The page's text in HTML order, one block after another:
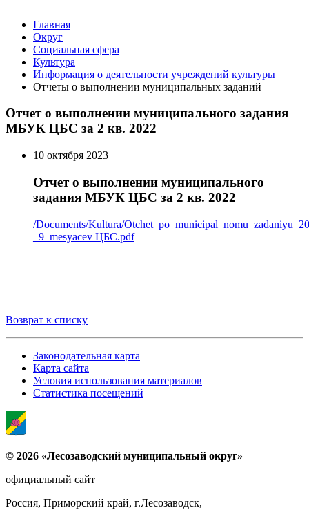
Главная
Округ
Социальная сфера
Культура
Информация о деятельности учреждений культуры
Отчеты о выполнении муниципальных заданий
Отчет о выполнении муниципального задания
МБУК ЦБС за 2 кв. 2022
10 октября 2023
Отчет о выполнении муниципального
задания МБУК ЦБС за 2 кв. 2022
/Documents/Kultura/
_9_mesyacev ЦБС.pdf
Возврат к списку
Законодательная карта
Карта сайта
Условия использования материалов
Статистика посещений
© 2026 «Лесозаводский муниципальный округ»
официальный сайт
Россия, Приморский край, г.Лесозаводск,